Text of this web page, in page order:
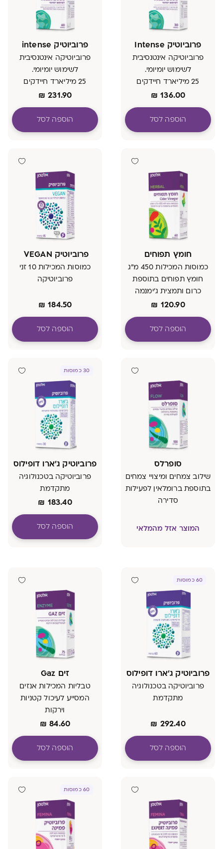
פרוביוטיק Intense
פרוביוטיקה אינטנסיבית
לשימוש יומיומי.
25 מיליארד חיידקים
בהרכב נחקר, בטכנולוגיית
BIO PROTECTOR
₪ 136.00
הוספה לסל
פרוביוטיק intense
פרוביוטיקה אינטנסיבית
לשימוש יומיומי.
25 מיליארד חיידקים
בהרכב נחקר, בטכנולוגיית
BIO PROTECTOR
₪ 231.90
הוספה לסל
חומץ תפוחים
כמוסות המכילות 450 מ״ג
חומץ תפוחים בתוספת
כרום ותמצית ג׳ימנמה
₪ 120.90
הוספה לסל
פרוביוטיק VEGAN ׁ
כמוסות המכילות 10 זני
פרוביוטיקה
₪ 184.50
הוספה לסל
סופרלס
שילוב צמחים ומיצויי צמחים
בתוספת ברומלאין לפעילות
סדירה
המוצר אזל מהמלאי
30 כמוסות
פרוביוטיק ג'ארו דופילוס
פרוביוטיקה בטכנולוגיה
מתקדמת
₪ 183.40
הוספה לסל
60 כמוסות
פרוביוטיק ג'ארו דופילוס
פרוביוטיקה בטכנולוגיה
מתקדמת
₪ 292.40
הוספה לסל
זים Gaz
טבליות המכילות אנזים
המסייע לעיכול קטניות
וירקות
₪ 84.60
הוספה לסל
60 כמוסות